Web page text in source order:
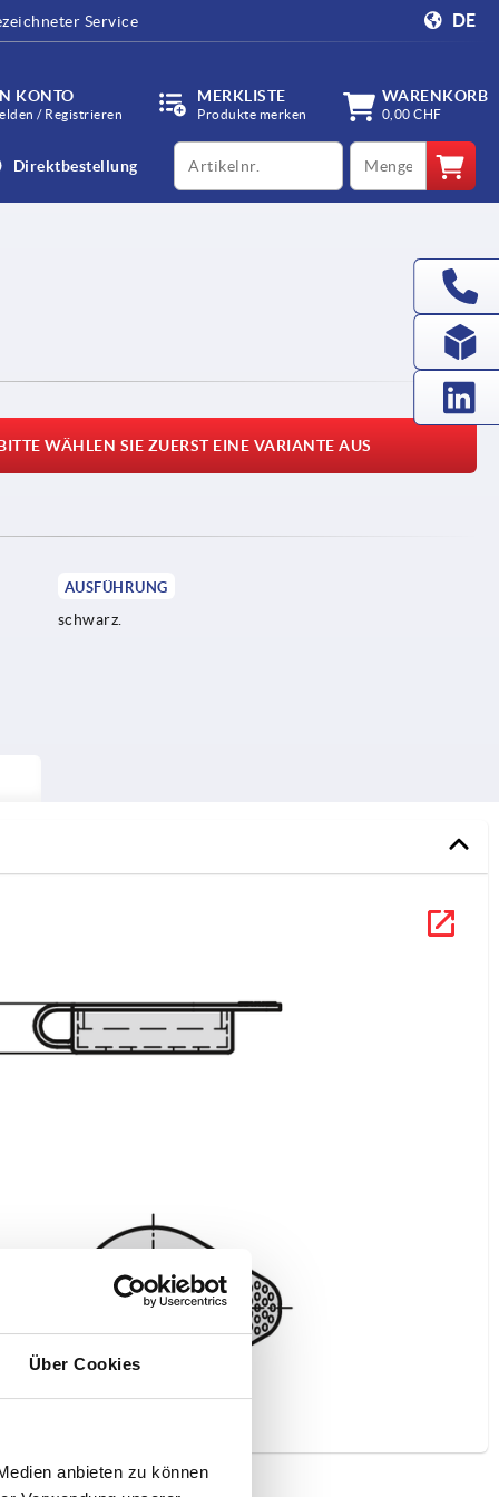
Über Cookies
anbieten zu können
Service DE
KONTO
/ Registrieren
MERKLISTE
Produkte merken
WARENKORB
0,00 CHF
Direktbestellung
productCode qty
WÄHLEN SIE ZUERST EINE VARIANTE AUS
AUSFÜHRUNG
schwarz.